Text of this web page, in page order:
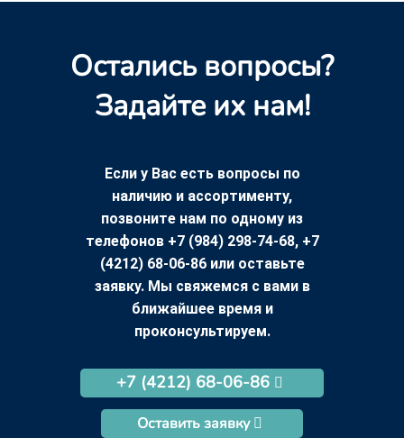
Остались вопросы?
Задайте их нам!
Если у Вас есть вопросы по
наличию и ассортименту,
позвоните нам по одному из
телефонов +7 (984) 298-74-68, +7
(4212) 68-06-86 или оставьте
заявку. Мы свяжемся с вами в
ближайшее время и
проконсультируем.
+7 (4212) 68-06-86
Оставить заявку